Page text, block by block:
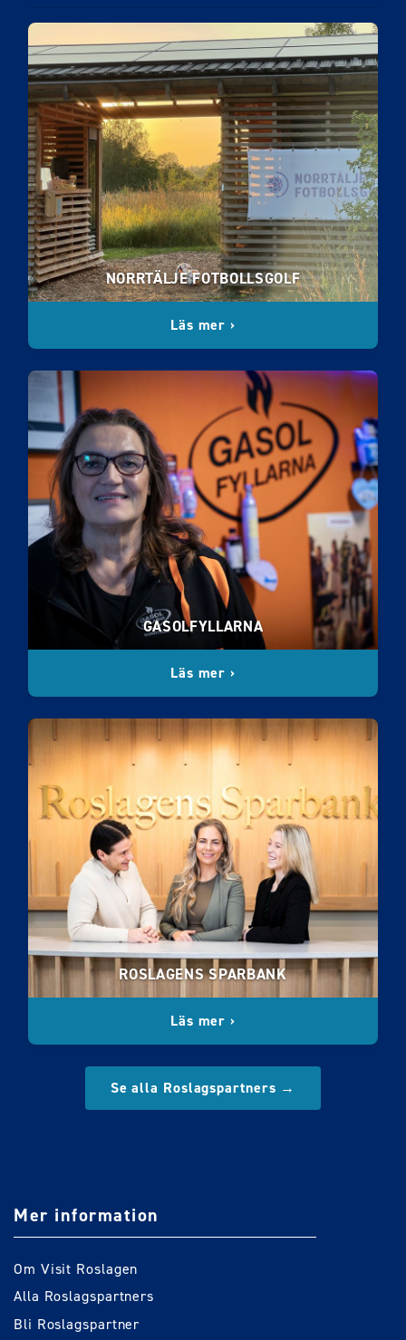
NORRTÄLJE FOTBOLLSGOLF
Läs mer ›
GASOLFYLLARNA
Läs mer ›
ROSLAGENS SPARBANK
Läs mer ›
Se alla Roslagspartners →
Mer information
Om Visit Roslagen
Alla Roslagspartners
Bli Roslagspartner